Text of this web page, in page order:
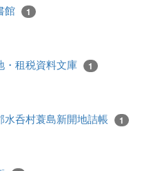
館 1
・租税資料文庫 1
水呑村蓑島新開地詰帳 1